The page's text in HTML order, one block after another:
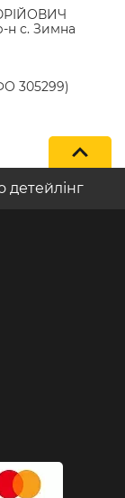
н с. Зимна
305299)
детейлінг